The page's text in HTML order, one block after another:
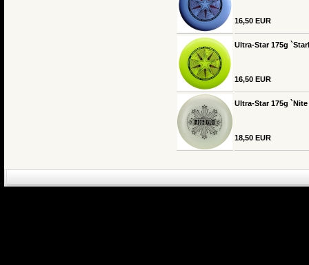
16,50 EUR
Ultra-Star 175g
16,50 EUR
Ultra-Star 175g
18,50 EUR